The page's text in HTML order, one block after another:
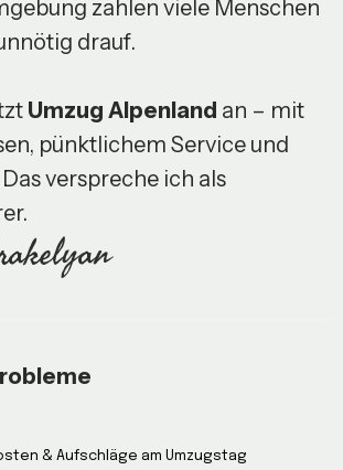
zahlen viele Menschen
drauf.
Umzug Alpenland an – mit
pünktlichem Service und
verspreche ich als
& Aufschläge am Umzugstag